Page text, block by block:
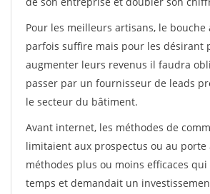
Pour les meilleurs artisans, le
parfois suffire mais pour les désirant
augmenter leurs revenus il faudra
passer par un fournisseur de leads
le secteur du bâtiment.
Avant internet, les méthodes de
limitaient aux prospectus ou au porte
méthodes plus ou moins efficaces
temps et demandait un